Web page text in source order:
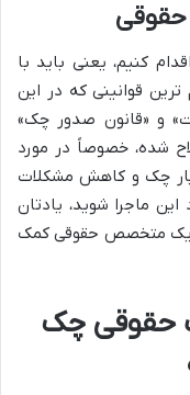
حقوقی
کنیم، یعنی باید با
قوانینی که در این
و «قانون صدور چک»
شده، خصوصاً در مورد
چک و کاهش مشکلات
ماجرا شوید، یادتان
یک متخصص حقوقی کمک
حقوقی چک